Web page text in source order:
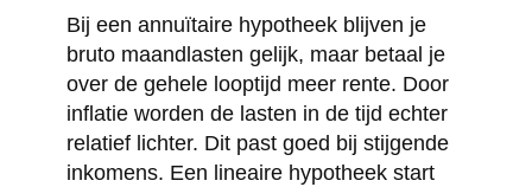
Bij een annuïtaire hypotheek blijven je
bruto maandlasten gelijk, maar betaal je
over de gehele looptijd meer rente. Door
inflatie worden de lasten in de tijd echter
relatief lichter. Dit past goed bij stijgende
inkomens. Een lineaire hypotheek start